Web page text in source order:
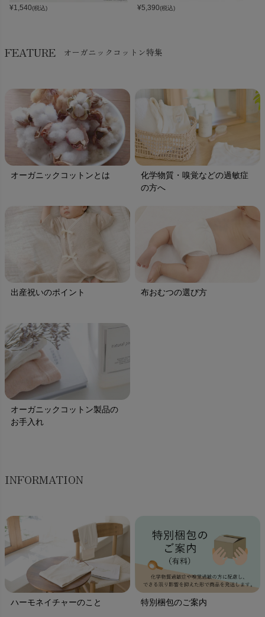
¥1,540(税込) ¥5,390(税込)
FEATURE オーガニックコットン特集
オーガニックコットンとは
化学物質・嗅覚などの過敏症
の方へ
出産祝いのポイント 布おむつの選び方
オーガニックコットン製品の
お手入れ
INFORMATION
ハーモネイチャーのこと 特別梱包のご案内